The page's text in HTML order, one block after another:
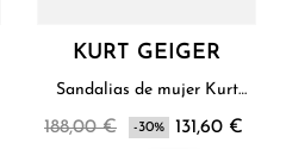
KURT GEIGER
Sandalias de mujer Kurt
188,00 € -30% 131,60 €